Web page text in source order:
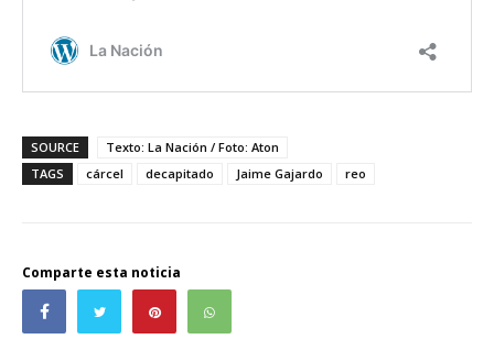
SOURCE
Texto: La Nación / Foto: Aton
TAGS
cárcel decapitado Jaime Gajardo reo
Comparte esta noticia